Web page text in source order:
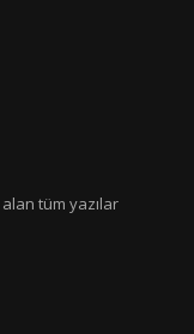
alan tüm yazılar